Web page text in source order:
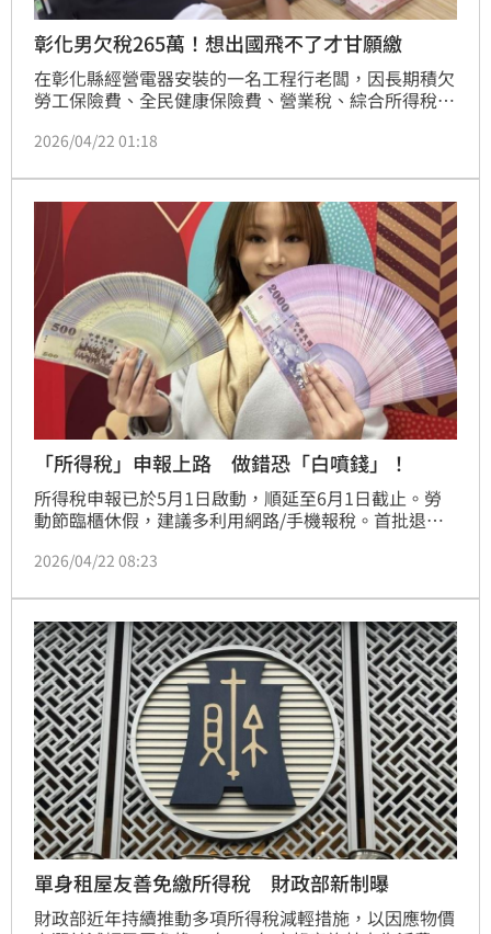
彰化男欠稅265萬！想出國飛不了才甘願繳
在彰化縣經營電器安裝的一名工程行老闆，因長期積欠
勞工保險費、全民健康保險費、營業稅、綜合所得稅及
政執行署彰化分署執行，結算至今年3月底，累計欠稅
履行仍拒絕支付，遭限制出境。直到最近計畫家族旅
遊，才驚覺自己欠款遭限制出境、出不了國，這才趕緊
籌措款項一次繳清。
2026/04/22 01:18
「所得稅」申報上路 做錯恐「白噴錢」！
所得稅申報已於5月1日啟動，順延至6月1日截止。勞
動節臨櫃休假，建議多利用網路/手機報稅。首批退稅7
稅季詐騙頻傳，務必警覺。國稅局絕不要求ATM或網銀
域，有疑慮速撥165或洽國稅局，保障財產安全。
2026/04/22 08:23
單身租屋友善免繳所得稅 財政部新制曝
財政部近年持續推動多項所得稅減輕措施，以因應物價